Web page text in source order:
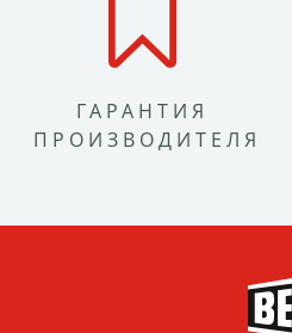
ГАРАНТИЯ
ПРОИЗВОДИТЕЛЯ